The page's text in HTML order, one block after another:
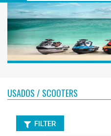
USADOS / SCOOTERS
FILTER